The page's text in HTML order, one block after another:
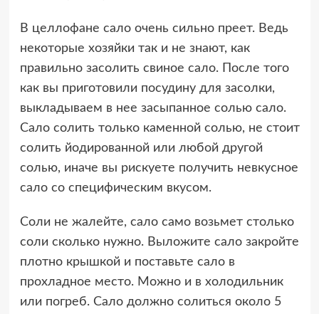
В целлофане сало очень сильно преет. Ведь
некоторые хозяйки так и не знают, как
правильно засолить свиное сало. После того
как вы приготовили посудину для засолки,
выкладываем в нее засыпанное солью сало.
Сало солить только каменной солью, не стоит
солить йодированной или любой другой
солью, иначе вы рискуете получить невкусное
сало со специфическим вкусом.
Соли не жалейте, сало само возьмет столько
соли сколько нужно. Выложите сало закройте
плотно крышкой и поставьте сало в
прохладное место. Можно и в холодильник
или погреб. Сало должно солиться около 5